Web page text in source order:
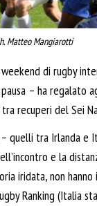
Matteo Mangiarotti
di rugby
– ha regalato
recuperi del Sei
quelli tra Irlanda e
e la
iridata, non
Ranking (Italia